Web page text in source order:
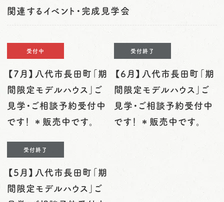
関連するイベント・完成見学会
受付中
【7月】八代市長田町「期
間限定モデルハウス」ご
見学・ご相談予約受付中
です！ ＊販売中です。
受付終了
【6月】八代市長田町「期
間限定モデルハウス」ご
見学・ご相談予約受付中
です！ ＊販売中です。
受付終了
【5月】八代市長田町「期
間限定モデルハウス」ご